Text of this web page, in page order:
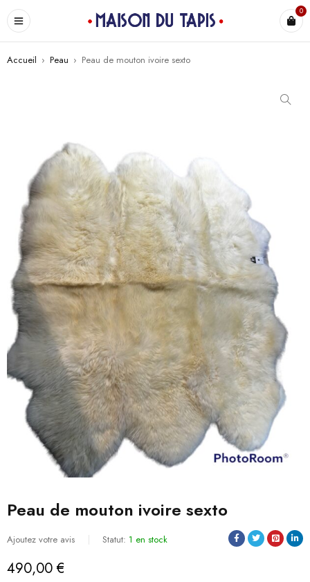
0
Accueil › Peau › Peau de mouton ivoire sexto
Peau de mouton ivoire sexto
Ajoutez votre avis Statut: 1 en stock
490,00€